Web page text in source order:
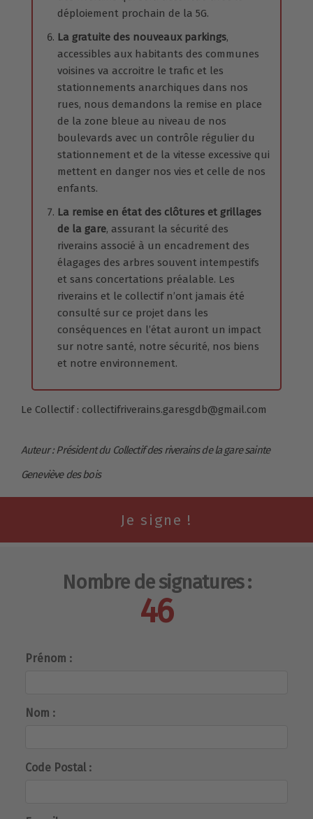
déploiement prochain de la 5G.
La gratuite des nouveaux parkings,
accessibles aux habitants des communes
voisines va accroitre le trafic et les
stationnements anarchiques dans nos
rues, nous demandons la remise en place
de la zone bleue au niveau de nos
boulevards avec un contrôle régulier du
stationnement et de la vitesse excessive qui
mettent en danger nos vies et celle de nos
enfants.
La remise en état des clôtures et grillages
de la gare, assurant la sécurité des
riverains associé à un encadrement des
élagages des arbres souvent intempestifs
et sans concertations préalable. Les
riverains et le collectif n’ont jamais été
consulté sur ce projet dans les
conséquences en l’état auront un impact
sur notre santé, notre sécurité, nos biens
et notre environnement.
Le Collectif : collectifriverains.garesgdb@gmail.com
Auteur : Président du Collectif des riverains de la gare sainte
Geneviève des bois
Nombre de signatures :
46
Prénom :
Nom :
Code Postal :